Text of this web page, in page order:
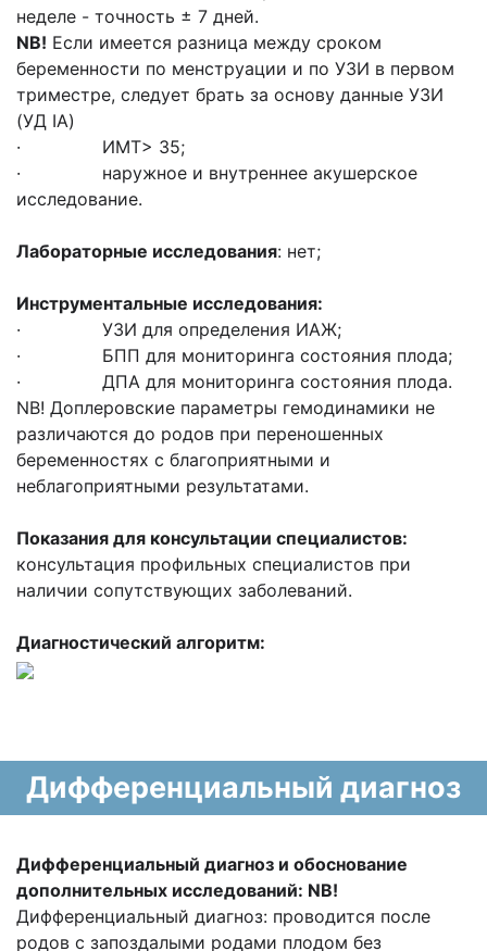
неделе - точность ± 7 дней.
NB! Если имеется разница между сроком
беременности по менструации и по УЗИ в первом
триместре, следует брать за основу данные УЗИ
(УД IA)
· ИМТ> 35;
· наружное и внутреннее акушерское
исследование.
Лабораторные исследования: нет;
Инструментальные исследования:
· УЗИ для определения ИАЖ;
· БПП для мониторинга состояния плода;
· ДПА для мониторинга состояния плода.
NB! Доплеровские параметры гемодинамики не
различаются до родов при переношенных
беременностях с благоприятными и
неблагоприятными результатами.
Показания для консультации специалистов:
консультация профильных специалистов при
наличии сопутствующих заболеваний.
Диагностический алгоритм:
Дифференциальный диагноз
Дифференциальный диагноз и обоснование
дополнительных исследований: NB!
Дифференциальный диагноз: проводится после
родов с запоздалыми родами плодом без